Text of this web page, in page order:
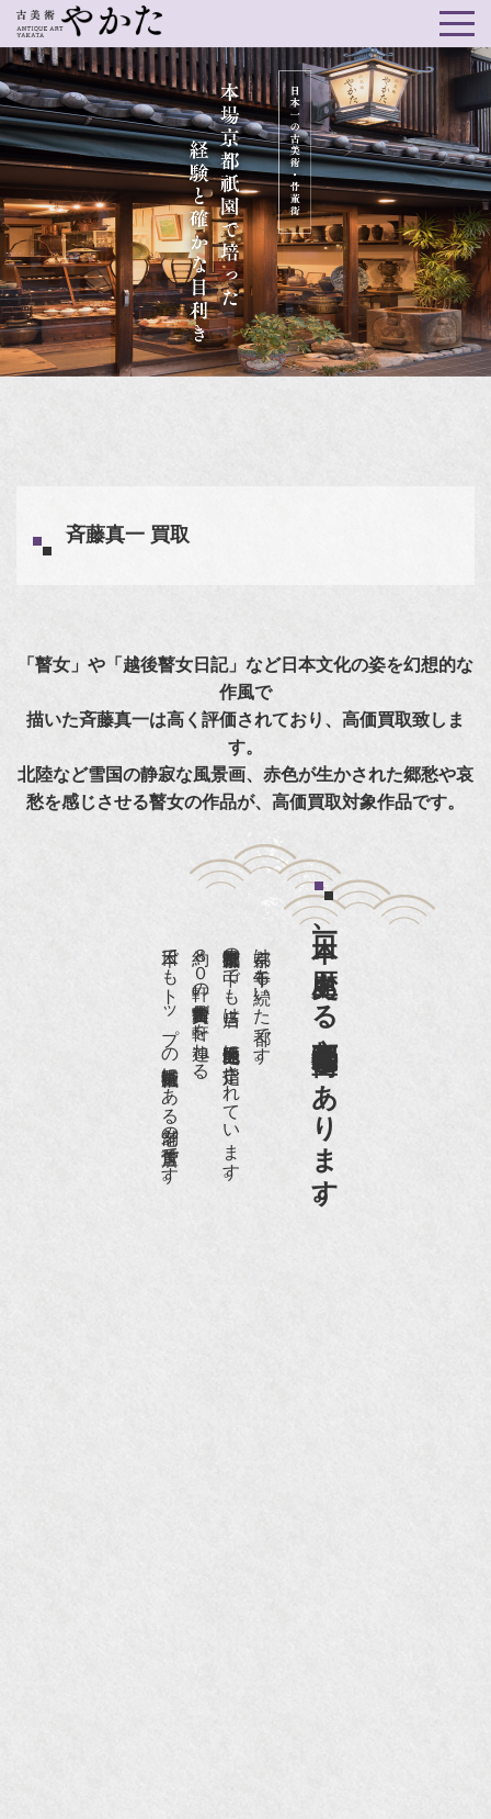
斉藤真一 買取
「瞽女」や「越後瞽女日記」など日本文化の姿を幻想的な
作風で
描いた斉藤真一は高く評価されており、高価買取致しま
す。
北陸など雪国の静寂な風景画、赤色が生かされた郷愁や哀
愁を感じさせる瞽女の作品が、高価買取対象作品です。
日本一、歴史ある
京都祇園骨董街にあります。
京都は千年も続いた都です。
京都祇園骨董街の中でも当店は、歴史的保全地区に指定されています。
約８０軒の古美術骨董商が軒を連ねる、
日本でもトップの祇園骨董街にある老舗の骨董店です。